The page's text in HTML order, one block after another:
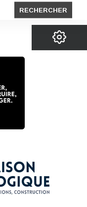
RECHERCHER